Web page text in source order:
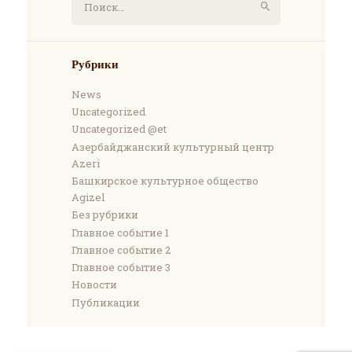
Рубрики
News
Uncategorized
Uncategorized @et
Азербайджанский культурный центр
Azeri
Башкирское культурное общество
Agizel
Без рубрики
Главное событие 1
Главное событие 2
Главное событие 3
Новости
Публикации